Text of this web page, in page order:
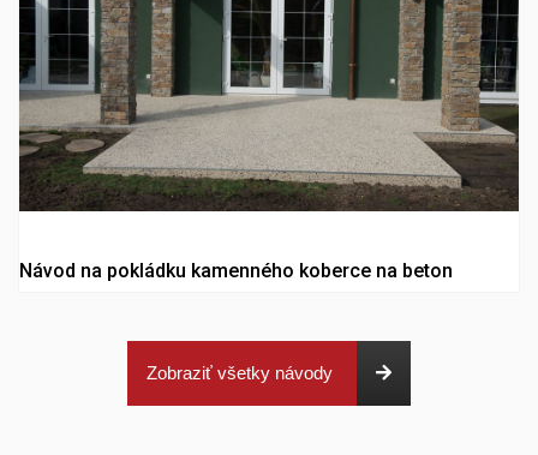
Návod na pokládku kamenného koberce na beton
Zobraziť všetky návody